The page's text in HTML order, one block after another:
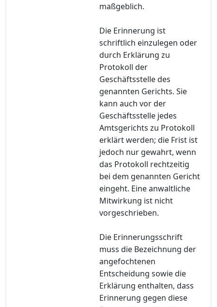
maßgeblich.
Die Erinnerung ist
schriftlich einzulegen oder
durch Erklärung zu
Protokoll der
Geschäftsstelle des
genannten Gerichts. Sie
kann auch vor der
Geschäftsstelle jedes
Amtsgerichts zu Protokoll
erklärt werden; die Frist ist
jedoch nur gewahrt, wenn
das Protokoll rechtzeitig
bei dem genannten Gericht
eingeht. Eine anwaltliche
Mitwirkung ist nicht
vorgeschrieben.
Die Erinnerungsschrift
muss die Bezeichnung der
angefochtenen
Entscheidung sowie die
Erklärung enthalten, dass
Erinnerung gegen diese